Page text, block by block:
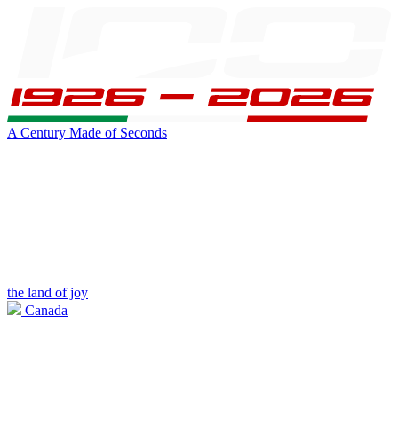
A Century Made of Seconds
the land of joy
Canada